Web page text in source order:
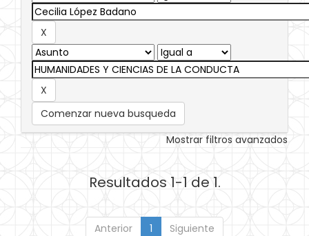
Comenzar nueva busqueda
Mostrar filtros avanzados
Resultados 1-1 de 1.
Anterior 1 Siguiente